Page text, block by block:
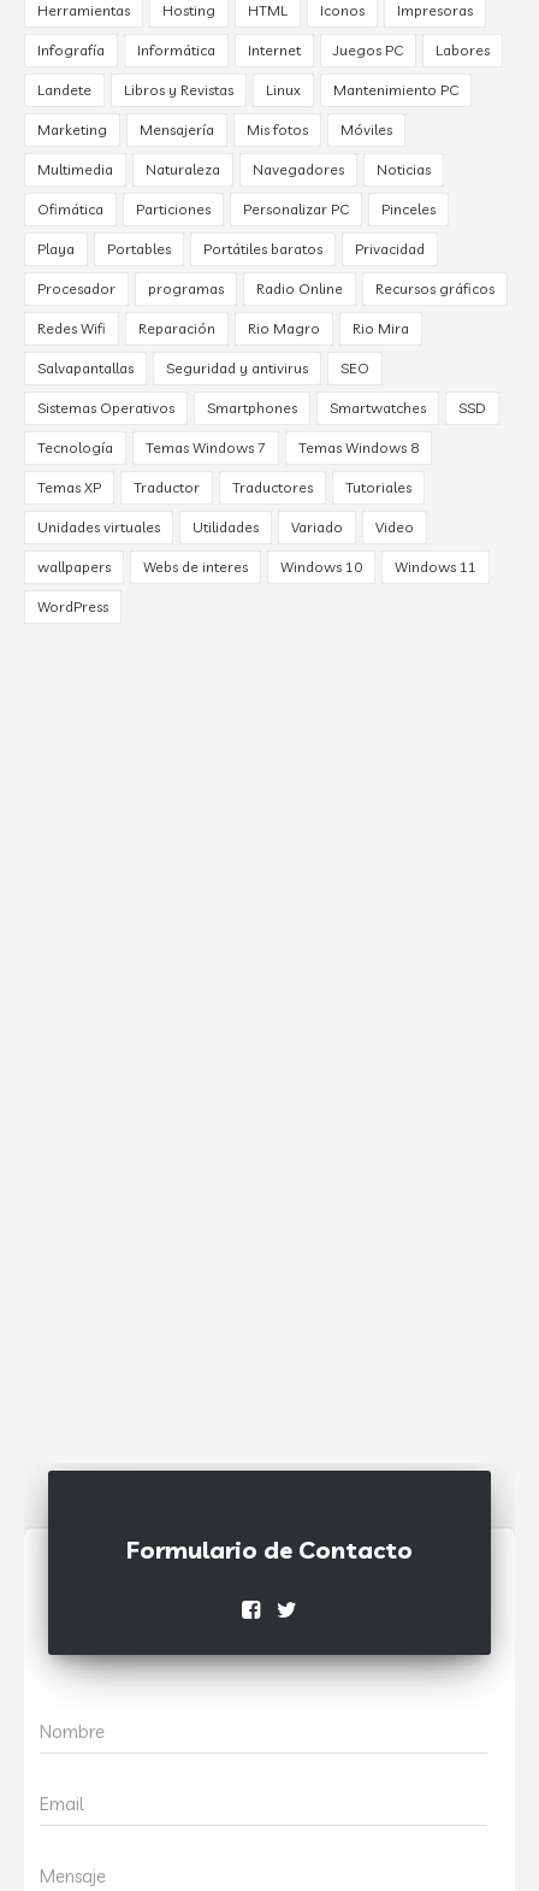
Herramientas Hosting HTML Iconos Impresoras
Infografía Informática Internet Juegos PC Labores
Landete Libros y Revistas Linux Mantenimiento PC
Marketing Mensajería Mis fotos Móviles
Multimedia Naturaleza Navegadores Noticias
Ofimática Particiones Personalizar PC Pinceles
Playa Portables Portátiles baratos Privacidad
Procesador programas Radio Online Recursos gráficos
Redes Wifi Reparación Rio Magro Rio Mira
Salvapantallas Seguridad y antivirus SEO
Sistemas Operativos Smartphones Smartwatches SSD
Tecnología Temas Windows 7 Temas Windows 8
Temas XP Traductor Traductores Tutoriales
Unidades virtuales Utilidades Variado Video
wallpapers Webs de interes Windows 10 Windows 11
WordPress
Formulario de Contacto
Nombre
Email
Mensaje